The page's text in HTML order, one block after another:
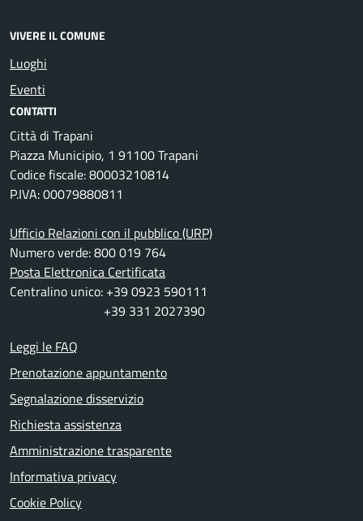
VIVERE IL COMUNE
Luoghi
Eventi
CONTATTI
Città di Trapani
Piazza Municipio, 1 91100 Trapani
Codice fiscale: 80003210814
P.IVA: 00079880811
Ufficio Relazioni con il pubblico (URP)
Numero verde: 800 019 764
Posta Elettronica Certificata
Centralino unico: +39 0923 590111
+39 331 2027390
Leggi le FAQ
Prenotazione appuntamento
Segnalazione disservizio
Richiesta assistenza
Amministrazione trasparente
Informativa privacy
Cookie Policy